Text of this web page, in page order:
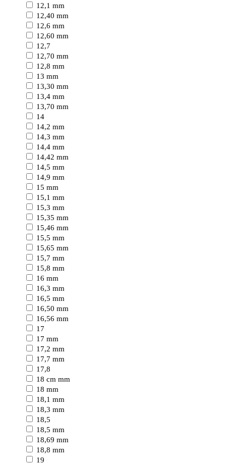
12,1 mm
12,40 mm
12,6 mm
12,60 mm
12,7
12,70 mm
12,8 mm
13 mm
13,30 mm
13,4 mm
13,70 mm
14
14,2 mm
14,3 mm
14,4 mm
14,42 mm
14,5 mm
14,9 mm
15 mm
15,1 mm
15,3 mm
15,35 mm
15,46 mm
15,5 mm
15,65 mm
15,7 mm
15,8 mm
16 mm
16,3 mm
16,5 mm
16,50 mm
16,56 mm
17
17 mm
17,2 mm
17,7 mm
17,8
18 cm mm
18 mm
18,1 mm
18,3 mm
18,5
18,5 mm
18,69 mm
18,8 mm
19